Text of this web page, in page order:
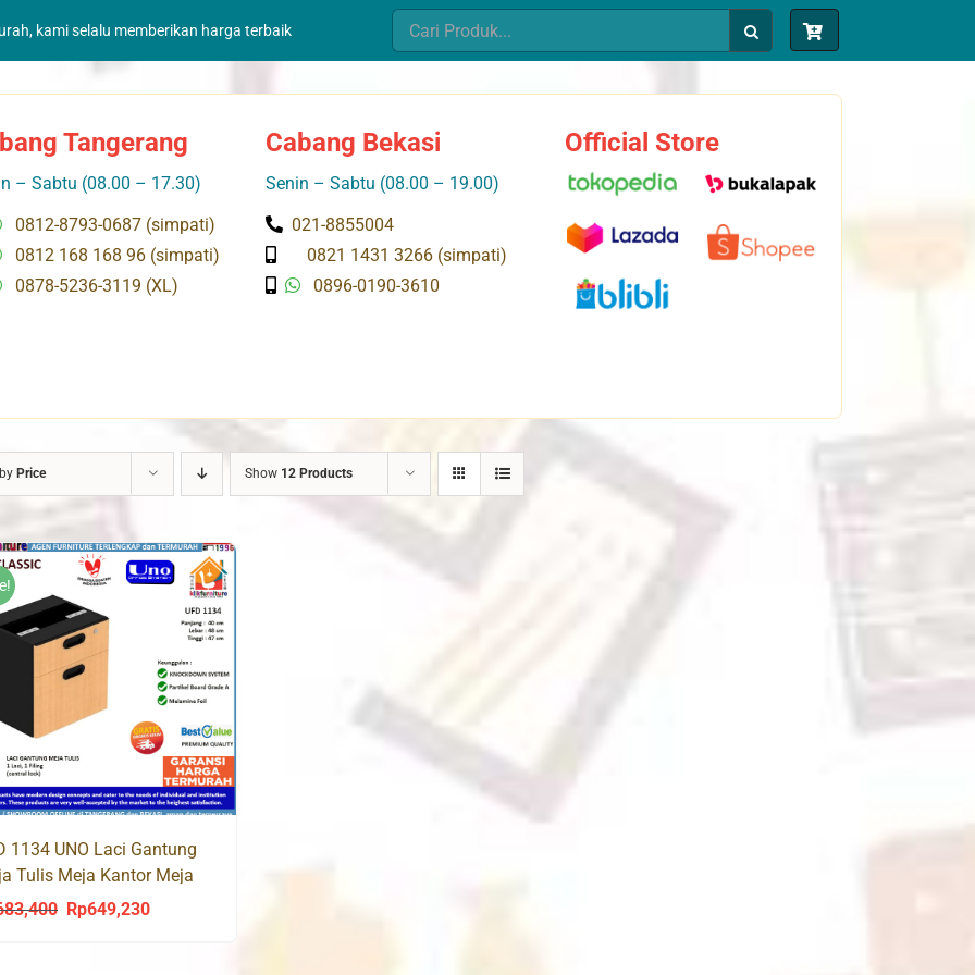
kami selalu memberikan harga terbaik
Search
for:
Tangerang
– Sabtu (08.00 – 17.30)
0812-8793-0687 (simpati)
0812 168 168 96 (simpati)
0878-5236-3119 (XL)
Cabang Bekasi
Senin – Sabtu (08.00 – 19.00)
021-8855004
0821 1431 3266 (simpati)
0896-0190-3610
Official Store
Price Show 12 Products
1134 UNO Laci Gantung
Tulis Meja Kantor Meja
Original
Rp649,230Current